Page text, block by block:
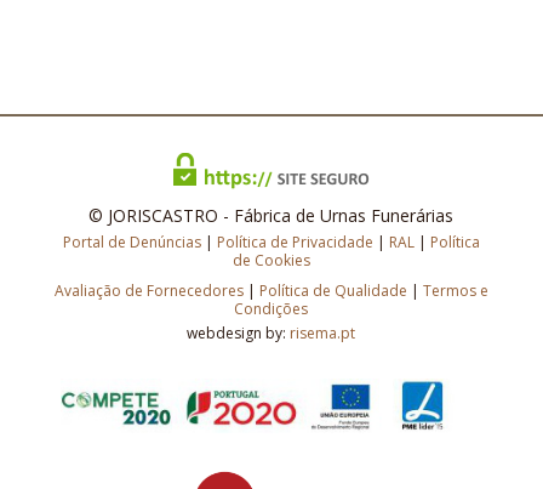
© JORISCASTRO - Fábrica de Urnas Funerárias
Portal de Denúncias| Política de Privacidade | RAL| Política
de Cookies
Avaliação de Fornecedores| Política de Qualidade | Termos e
Condições
webdesign by: risema.pt